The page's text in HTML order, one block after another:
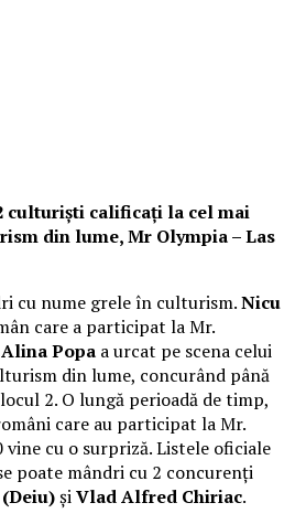
culturiști calificați la cel mai
din lume, Mr Olympia – Las
cu nume grele în culturism.Nicu
care a participat la Mr.
Alina Popa a urcat pe scena celui
din lume, concurând până
2. O lungă perioadă de timp,
care au participat la Mr.
cu o surpriză. Listele oficiale
poate mândri cu 2 concurenți
șiVlad Alfred Chiriac.